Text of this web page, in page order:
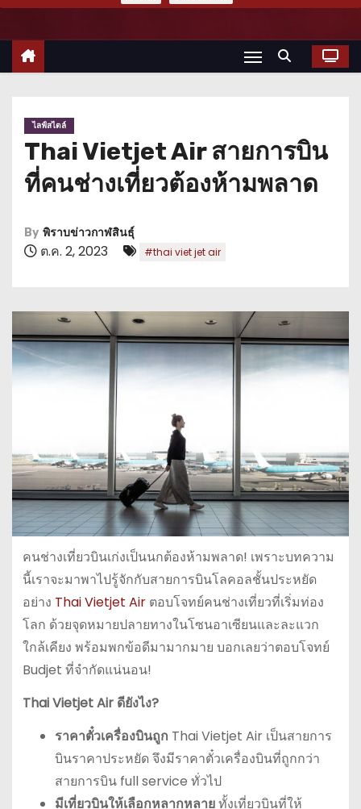
ไลฟ์สไตล์
Thai Vietjet Air สายการบิน
ที่คนช่างเที่ยวต้องห้ามพลาด
By พิราบข่าวกาฬสินธุ์
ต.ค. 2, 2023 #thai viet jet air
คนช่างเที่ยวบินเก่งเป็นนกต้องห้ามพลาด! เพราะบทความ
นี้เราจะมาพาไปรู้จักกับสายการบินโลคอลชั้นประหยัด
อย่าง Thai Vietjet Airตอบโจทย์คนช่างเที่ยวที่เริ่มท่อง
โลก ด้วยจุดหมายปลายทางในโซนอาเซียนและละแวก
ใกล้เคียง พร้อมพกข้อดีมามากมาย บอกเลยว่าตอบโจทย์
Budjet ที่จำกัดแน่นอน!
Thai Vietjet Airดียังไง?
ราคาตั๋วเครื่องบินถูก Thai Vietjet Air เป็นสายการ
บินราคาประหยัด จึงมีราคาตั๋วเครื่องบินที่ถูกกว่า
สายการบิน full service ทั่วไป
มีเที่ยวบินให้เลือกหลากหลายทั้งเที่ยวบินที่ให้